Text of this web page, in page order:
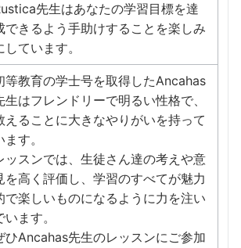
先生はあなたの学習目標を達
できるよう手助けすることを楽しみ
しています。
等教育の学士号を取得したAncahas
生はフレンドリーで明るい性格で、
えることに大きなやりがいを持って
ます。
ッスンでは、生徒さん達の考えや意
を高く評価し、学習のすべてが魅力
で楽しいものになるように力を注い
います。
ひAncahas先生のレッスンにご参加